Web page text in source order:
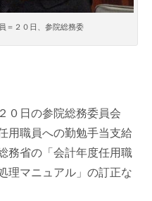
＝２０日、参院総務委
０日の参院総務委員会
用職員への勤勉手当支給
務省の「会計年度任用職
理マニュアル」の訂正な